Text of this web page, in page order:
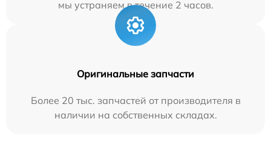
мы устраняем в течение 2 часов.
Оригинальные запчасти
Более 20 тыс. запчастей от производителя в
наличии на собственных складах.